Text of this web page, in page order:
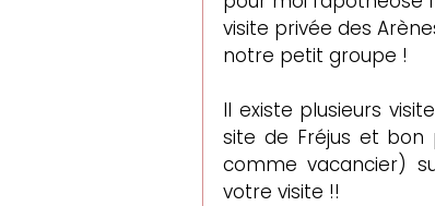
visite privée des
notre petit groupe !
Il existe plusieurs
site de Fréjus et bon
comme vacancier)
votre visite !!